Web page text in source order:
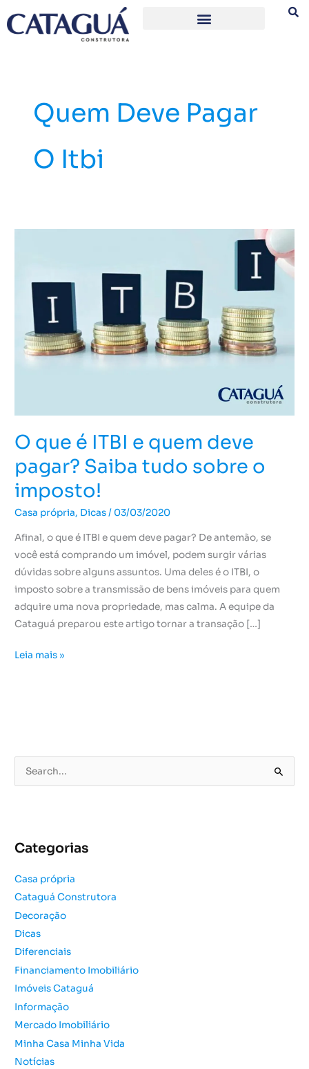
para
Quem Deve Pagar
O Itbi
O que é ITBI e quem deve
pagar? Saiba tudo sobre o
imposto!
Casa própria, Dicas/ 03/03/2020
Afinal, o que é ITBI e quem deve pagar? De antemão, se
você está comprando um imóvel, podem surgir várias
dúvidas sobre alguns assuntos. Uma deles é o ITBI, o
imposto sobre a transmissão de bens imóveis para quem
adquire uma nova propriedade, mas calma. A equipe da
Cataguá preparou este artigo tornar a transação […]
ITBI
quem
deve
pagar?
imposto!
Leia mais »
e
i
a
r
p
o
r
:
Categorias
Casa própria
Cataguá Construtora
Decoração
Dicas
Diferenciais
Financiamento Imobiliário
Imóveis Cataguá
Informação
Mercado Imobiliário
Minha Casa Minha Vida
Notícias